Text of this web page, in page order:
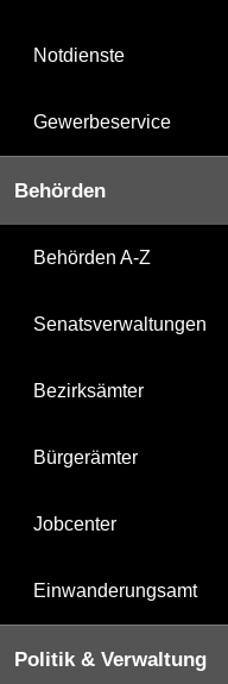
Notdienste
Gewerbeservice
Behörden
Behörden A-Z
Senatsverwaltungen
Bezirksämter
Bürgerämter
Jobcenter
Einwanderungsamt
Politik & Verwaltung